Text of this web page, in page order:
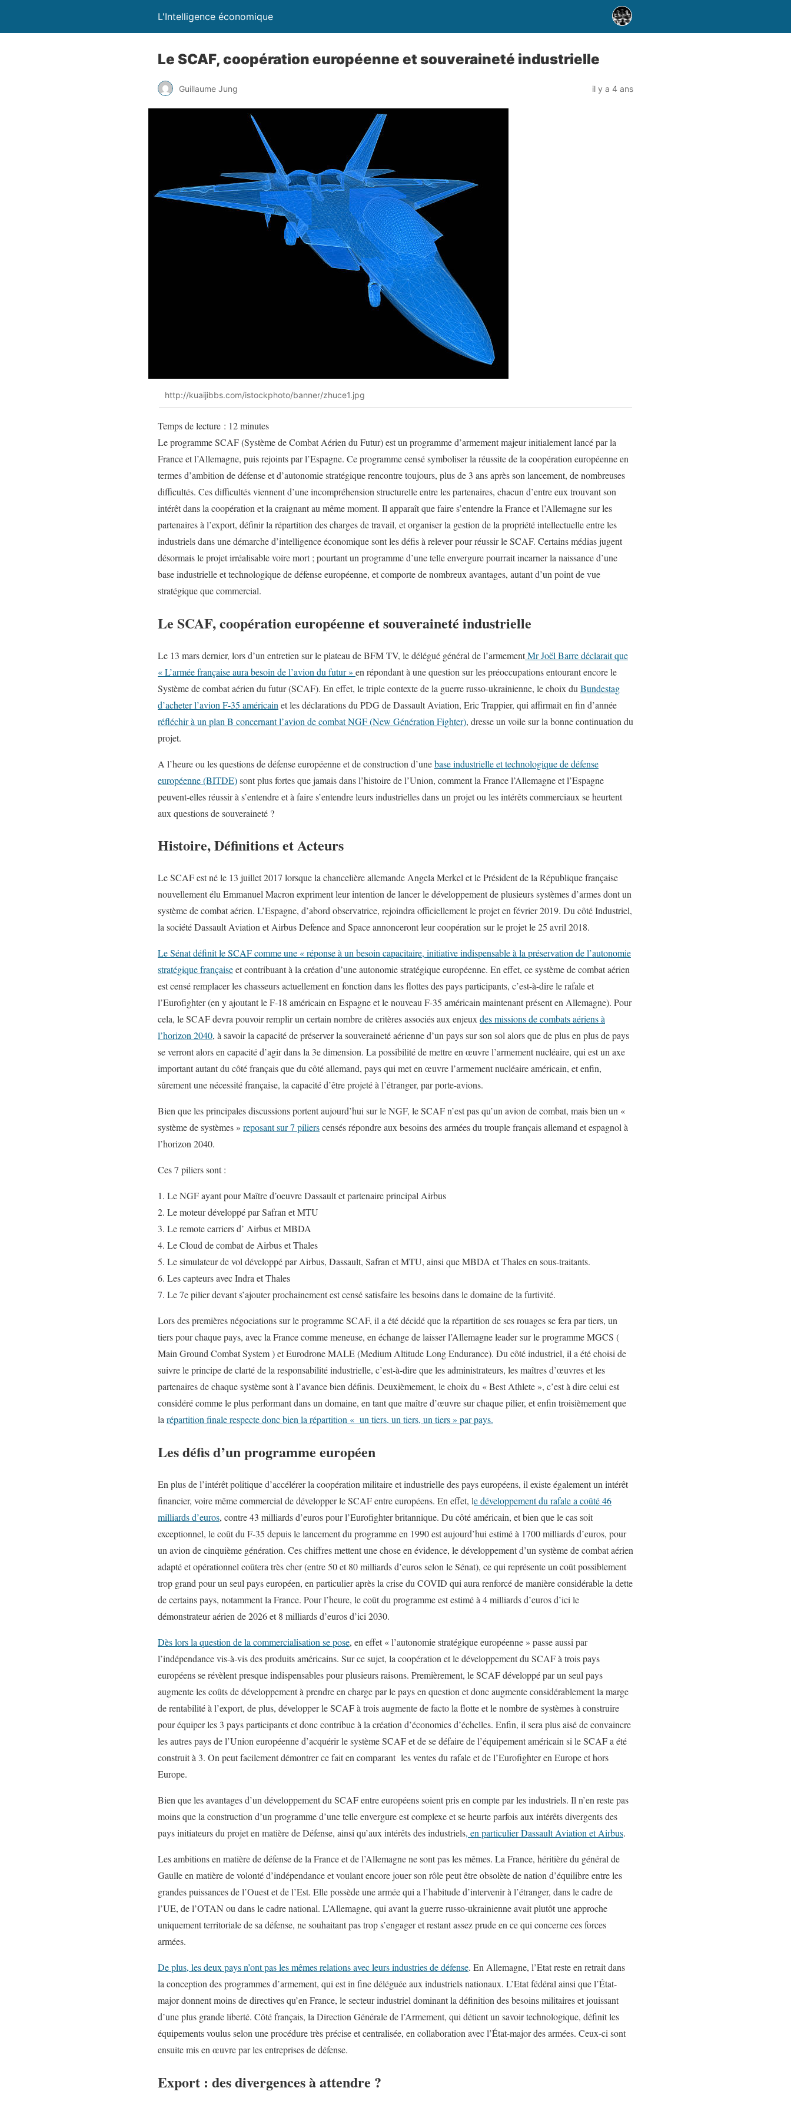
L'Intelligence économique
Le SCAF, coopération européenne et souveraineté industrielle
Guillaume Jung il y a 4 ans
http://kuaijibbs.com/istockphoto/banner/zhuce1.jpg
Temps de lecture : 12minutes
Le programme SCAF (Système de Combat Aérien du Futur) est un programme d’armement majeur initialement lancé par la
France et l’Allemagne, puis rejoints par l’Espagne. Ce programme censé symboliser la réussite de la coopération européenne en
termes d’ambition de défense et d’autonomie stratégique rencontre toujours, plus de 3 ans après son lancement, de nombreuses
difficultés. Ces difficultés viennent d’une incompréhension structurelle entre les partenaires, chacun d’entre eux trouvant son
intérêt dans la coopération et la craignant au même moment. Il apparaît que faire s’entendre la France et l’Allemagne sur les
partenaires à l’export, définir la répartition des charges de travail, et organiser la gestion de la propriété intellectuelle entre les
industriels dans une démarche d’intelligence économique sont les défis à relever pour réussir le SCAF. Certains médias jugent
désormais le projet irréalisable voire mort ; pourtant un programme d’une telle envergure pourrait incarner la naissance d’une
base industrielle et technologique de défense européenne, et comporte de nombreux avantages, autant d’un point de vue
stratégique que commercial.
Le SCAF, coopération européenne et souveraineté industrielle
Le 13 mars dernier, lors d’un entretien sur le plateau de BFM TV, le délégué général de l’armementMr Joël Barre déclarait que
« L’armée française aura besoin de l’avion du futur » en répondant à une question sur les préoccupations entourant encore le
Système de combat aérien du futur (SCAF). En effet, le triple contexte de la guerre russo-ukrainienne, le choix du Bundestag
d’acheter l’avion F-35 américain et les déclarations du PDG de Dassault Aviation, Eric Trappier, qui affirmait en fin d’année
réfléchir à un plan B concernant l’avion de combat NGF (New Génération Fighter), dresse un voile sur la bonne continuation du
projet.
A l’heure ou les questions de défense européenne et de construction d’unebase industrielle et technologique de défense
européenne (BITDE)sont plus fortes que jamais dans l’histoire de l’Union, comment la France l’Allemagne et l’Espagne
peuvent-elles réussir à s’entendre et à faire s’entendre leurs industrielles dans un projet ou les intérêts commerciaux se heurtent
aux questions de souveraineté ?
Histoire, Définitions et Acteurs
Le SCAF est né le 13 juillet 2017 lorsque la chancelière allemande Angela Merkel et le Président de la République française
nouvellement élu Emmanuel Macron expriment leur intention de lancer le développement de plusieurs systèmes d’armes dont un
système de combat aérien. L’Espagne, d’abord observatrice, rejoindra officiellement le projet en février 2019. Du côté Industriel,
la société Dassault Aviation et Airbus Defence and Space annonceront leur coopération sur le projet le 25 avril 2018.
Le Sénat définit le SCAF comme une « réponse à un besoin capacitaire, initiative indispensable à la préservation de l’autonomie
stratégique françaiseet contribuant à la création d’une autonomie stratégique européenne. En effet, ce système de combat aérien
est censé remplacer les chasseurs actuellement en fonction dans les flottes des pays participants, c’est-à-dire le rafale et
l’Eurofighter (en y ajoutant le F-18 américain en Espagne et le nouveau F-35 américain maintenant présent en Allemagne). Pour
cela, le SCAF devra pouvoir remplir un certain nombre de critères associés aux enjeuxdes missions de combats aériens à
l’horizon 2040, à savoir la capacité de préserver la souveraineté aérienne d’un pays sur son sol alors que de plus en plus de pays
se verront alors en capacité d’agir dans la 3e dimension. La possibilité de mettre en œuvre l’armement nucléaire, qui est un axe
important autant du côté français que du côté allemand, pays qui met en œuvre l’armement nucléaire américain, et enfin,
sûrement une nécessité française, la capacité d’être projeté à l’étranger, par porte-avions.
Bien que les principales discussions portent aujourd’hui sur le NGF, le SCAF n’est pas qu’un avion de combat, mais bien un «
système de systèmes » reposant sur 7 pilierscensés répondre aux besoins des armées du trouple français allemand et espagnol à
l’horizon 2040.
Ces 7 piliers sont :
Le NGF ayant pour Maître d’oeuvre Dassault et partenaire principal Airbus
Le moteur développé par Safran et MTU
Le remote carriers d’ Airbus et MBDA
Le Cloud de combat de Airbus et Thales
Le simulateur de vol développé par Airbus, Dassault, Safran et MTU, ainsi que MBDA et Thales en sous-traitants.
Les capteurs avec Indra et Thales
Le 7e pilier devant s’ajouter prochainement est censé satisfaire les besoins dans le domaine de la furtivité.
Lors des premières négociations sur le programme SCAF, il a été décidé que la répartition de ses rouages se fera par tiers, un
tiers pour chaque pays, avec la France comme meneuse, en échange de laisser l’Allemagne leader sur le programme MGCS (
Main Ground Combat System ) et Eurodrone MALE (Medium Altitude Long Endurance). Du côté industriel, il a été choisi de
suivre le principe de clarté de la responsabilité industrielle, c’est-à-dire que les administrateurs, les maîtres d’œuvres et les
partenaires de chaque système sont à l’avance bien définis. Deuxièmement, le choix du « Best Athlete », c’est à dire celui est
considéré comme le plus performant dans un domaine, en tant que maître d’œuvre sur chaque pilier, et enfin troisièmement que
larépartition finale respecte donc bien la répartition « un tiers, un tiers, un tiers » par pays.
Les défis d’un programme européen
En plus de l’intérêt politique d’accélérer la coopération militaire et industrielle des pays européens, il existe également un intérêt
financier, voire même commercial de développer le SCAF entre européens. En effet, le développement du rafale a coûté 46
milliards d’euros, contre 43 milliards d’euros pour l’Eurofighter britannique. Du côté américain, et bien que le cas soit
exceptionnel, le coût du F-35 depuis le lancement du programme en 1990 est aujourd’hui estimé à 1700 milliards d’euros, pour
un avion de cinquième génération. Ces chiffres mettent une chose en évidence, le développement d’un système de combat aérien
adapté et opérationnel coûtera très cher (entre 50 et 80 milliards d’euros selon le Sénat), ce qui représente un coût possiblement
trop grand pour un seul pays européen, en particulier après la crise du COVID qui aura renforcé de manière considérable la dette
de certains pays, notamment la France. Pour l’heure, le coût du programme est estimé à 4 milliards d’euros d’ici le
démonstrateur aérien de 2026 et 8 milliards d’euros d’ici 2030.
Dès lors la question de la commercialisation se pose, en effet « l’autonomie stratégique européenne » passe aussi par
l’indépendance vis-à-vis des produits américains. Sur ce sujet, la coopération et le développement du SCAF à trois pays
européens se révèlent presque indispensables pour plusieurs raisons. Premièrement, le SCAF développé par un seul pays
augmente les coûts de développement à prendre en charge par le pays en question et donc augmente considérablement la marge
de rentabilité à l’export, de plus, développer le SCAF à trois augmente de facto la flotte et le nombre de systèmes à construire
pour équiper les 3 pays participants et donc contribue à la création d’économies d’échelles. Enfin, il sera plus aisé de convaincre
les autres pays de l’Union européenne d’acquérir le système SCAF et de se défaire de l’équipement américain si le SCAF a été
construit à 3. On peut facilement démontrer ce fait en comparant les ventes du rafale et de l’Eurofighter en Europe et hors
Europe.
Bien que les avantages d’un développement du SCAF entre européens soient pris en compte par les industriels. Il n’en reste pas
moins que la construction d’un programme d’une telle envergure est complexe et se heurte parfois aux intérêts divergents des
pays initiateurs du projet en matière de Défense, ainsi qu’aux intérêts des industriels, en particulier Dassault Aviation et Airbus.
Les ambitions en matière de défense de la France et de l’Allemagne ne sont pas les mêmes. La France, héritière du général de
Gaulle en matière de volonté d’indépendance et voulant encore jouer son rôle peut être obsolète de nation d’équilibre entre les
grandes puissances de l’Ouest et de l’Est. Elle possède une armée qui a l’habitude d’intervenir à l’étranger, dans le cadre de
l’UE, de l’OTAN ou dans le cadre national. L’Allemagne, qui avant la guerre russo-ukrainienne avait plutôt une approche
uniquement territoriale de sa défense, ne souhaitant pas trop s’engager et restant assez prude en ce qui concerne ces forces
armées.
De plus, les deux pays n’ont pas les mêmes relations avec leurs industries de défense. En Allemagne, l’Etat reste en retrait dans
la conception des programmes d’armement, qui est in fine déléguée aux industriels nationaux. L’Etat fédéral ainsi que l’État-
major donnent moins de directives qu’en France, le secteur industriel dominant la définition des besoins militaires et jouissant
d’une plus grande liberté. Côté français, la Direction Générale de l’Armement, qui détient un savoir technologique, définit les
équipements voulus selon une procédure très précise et centralisée, en collaboration avec l’État-major des armées. Ceux-ci sont
ensuite mis en œuvre par les entreprises de défense.
Export : des divergences à attendre ?